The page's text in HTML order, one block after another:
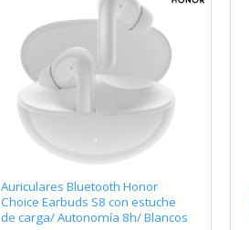
Auriculares Bluetooth Honor
Choice Earbuds S8 con estuche
de carga/ Autonomía 8h/ Blancos